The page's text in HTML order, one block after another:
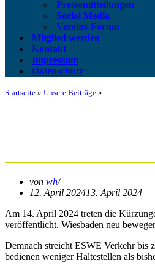
Pressemitteilungen
Social Media
Vereins-Forum
Mitglied werden
Kontakt
Impressum
Datenschutz
Startseite » Unsere Beiträge »
von wh
12. April 202413. April 2024
Am 14. April 2024 treten die
veröffentlicht. Wiesbaden neu
Demnach streicht ESWE Verkehr bis
bedienen weniger Haltestellen als